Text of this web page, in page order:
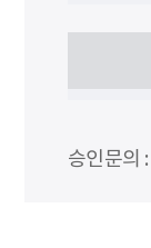
승인문의